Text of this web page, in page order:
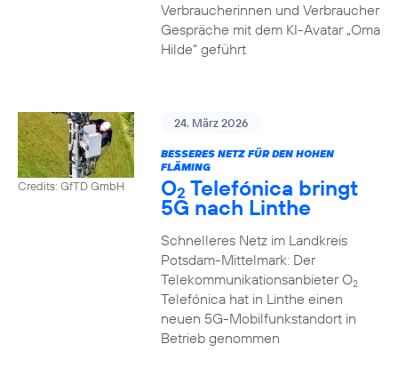
Verbraucherinnen und Verbraucher
Gespräche mit dem KI-Avatar „Oma
Hilde“ geführt
Credits: GfTD GmbH
24. März 2026
BESSERES NETZ FÜR DEN HOHEN
FLÄMING
O2 Telefónica bringt
5G nach Linthe
Schnelleres Netz im Landkreis
Potsdam-Mittelmark: Der
Telekommunikationsanbieter O2
Telefónica hat in Linthe einen
neuen 5G-Mobilfunkstandort in
Betrieb genommen